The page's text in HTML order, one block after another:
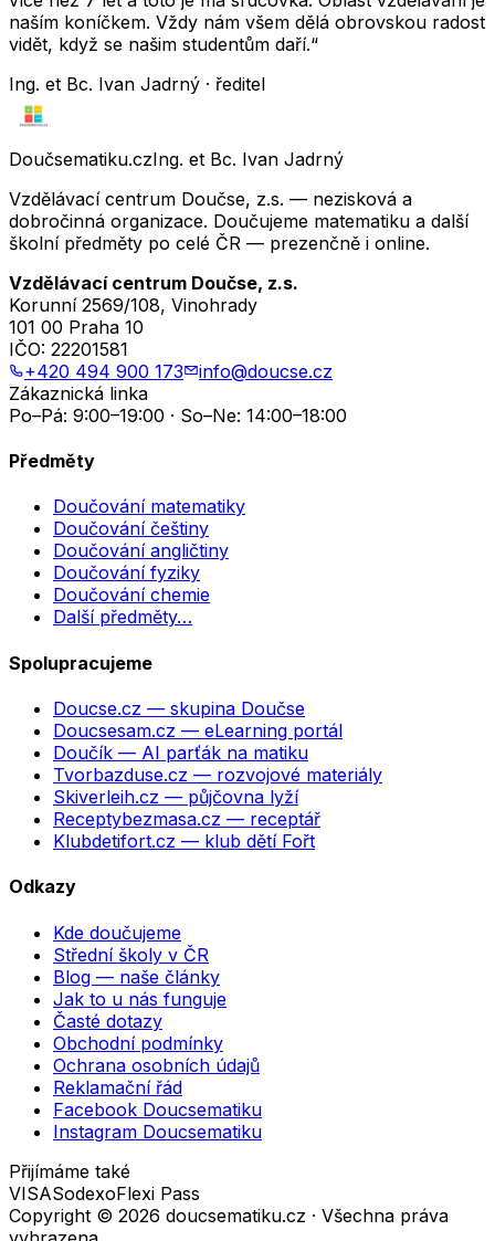
naším koníčkem. Vždy nám všem dělá obrovskou radost
vidět, když se našim studentům daří.“
Ing. et Bc. Ivan Jadrný · ředitel
Doučsematiku.czIng. et Bc. Ivan Jadrný
Vzdělávací centrum Doučse, z.s. — nezisková a
dobročinná organizace. Doučujeme matematiku a další
školní předměty po celé ČR — prezenčně i online.
Vzdělávací centrum Doučse, z.s.
Korunní 2569/108, Vinohrady
101 00 Praha 10
IČO: 22201581
+420 494 900 173
info@doucse.cz
Zákaznická linka
Po–Pá: 9:00–19:00 · So–Ne: 14:00–18:00
Předměty
Doučování matematiky
Doučování češtiny
Doučování angličtiny
Doučování fyziky
Doučování chemie
Další předměty…
Spolupracujeme
Doucse.cz — skupina Doučse
Doucsesam.cz — eLearning portál
Doučík — AI parťák na matiku
Tvorbazduse.cz — rozvojové materiály
Skiverleih.cz — půjčovna lyží
Receptybezmasa.cz — receptář
Klubdetifort.cz — klub dětí Fořt
Odkazy
Kde doučujeme
Střední školy v ČR
Blog — naše články
Jak to u nás funguje
Časté dotazy
Obchodní podmínky
Ochrana osobních údajů
Reklamační řád
Facebook Doucsematiku
Instagram Doucsematiku
Přijímáme také
VISASodexoFlexi Pass
Copyright © 2026 doucsematiku.cz · Všechna práva